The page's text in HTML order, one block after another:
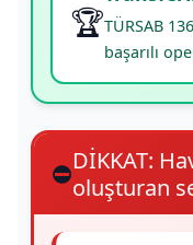
🏆TÜRSAB
başarılı
⛔DİKKAT:
oluşturan